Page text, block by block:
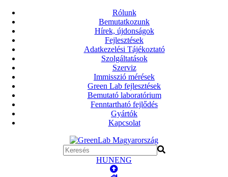
Rólunk
Bemutatkozunk
Hírek, újdonságok
Fejlesztések
Adatkezelési Tájékoztató
Szolgáltatások
Szerviz
Immisszió mérések
Green Lab fejlesztések
Bemutató laboratórium
Fenntartható fejlődés
Gyártók
Kapcsolat
HUNENG